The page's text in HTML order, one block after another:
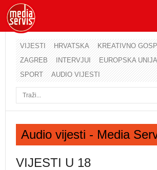
VIJESTI HRVATSKA
KREATIVNO
ZAGREB
INTERVJUI EUROPSKA UNIJA
SPORT
AUDIO VIJESTI
Audio vijesti - Media
VIJESTI U 18
Korisničko ime
Lozinka
Zaboravili ste lozinku?